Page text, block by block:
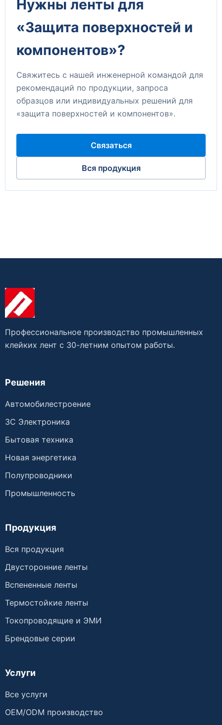
Нужны ленты для
«Защита поверхностей и
компонентов»?
Свяжитесь с нашей инженерной командой для
рекомендаций по продукции, запроса
образцов или индивидуальных решений для
«защита поверхностей и компонентов».
Связаться
Вся продукция
Профессиональное производство промышленных
клейких лент с 30-летним опытом работы.
Решения
Автомобилестроение
3C Электроника
Бытовая техника
Новая энергетика
Полупроводники
Промышленность
Продукция
Вся продукция
Двусторонние ленты
Вспененные ленты
Термостойкие ленты
Токопроводящие и ЭМИ
Брендовые серии
Услуги
Все услуги
OEM/ODM производство